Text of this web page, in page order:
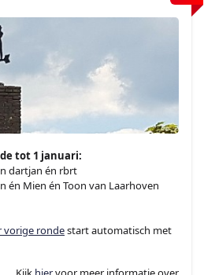
tot 1 januari:
dartjan én rbrt
én Mien én Toon van Laarhoven
vorige rondestart automatisch met